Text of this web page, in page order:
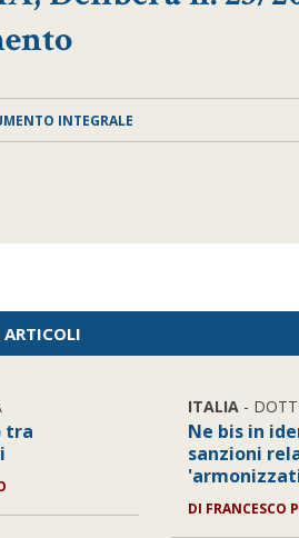
INTEGRALE
tra
ITALIA -
Ne bis in
sanzioni
DI FRANCESCO